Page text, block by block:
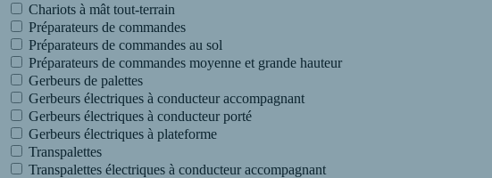
Chariots à mât tout-terrain
Préparateurs de commandes
Préparateurs de commandes au sol
Préparateurs de commandes moyenne et grande hauteur
Gerbeurs de palettes
Gerbeurs électriques à conducteur accompagnant
Gerbeurs électriques à conducteur porté
Gerbeurs électriques à plateforme
Transpalettes
Transpalettes électriques à conducteur accompagnant